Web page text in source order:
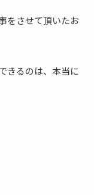
をさせて頂いたお
きるのは、本当に